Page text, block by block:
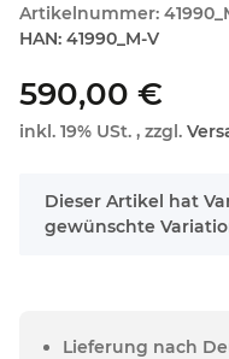
Artikelnummer:
HAN: 41990_M-V
590,00 €
inkl. 19% USt. , zzgl.
x
Dieser Artikel hat
gewünschte
Lieferung nach